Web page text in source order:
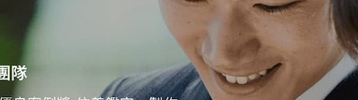
年 07
四
新竹市